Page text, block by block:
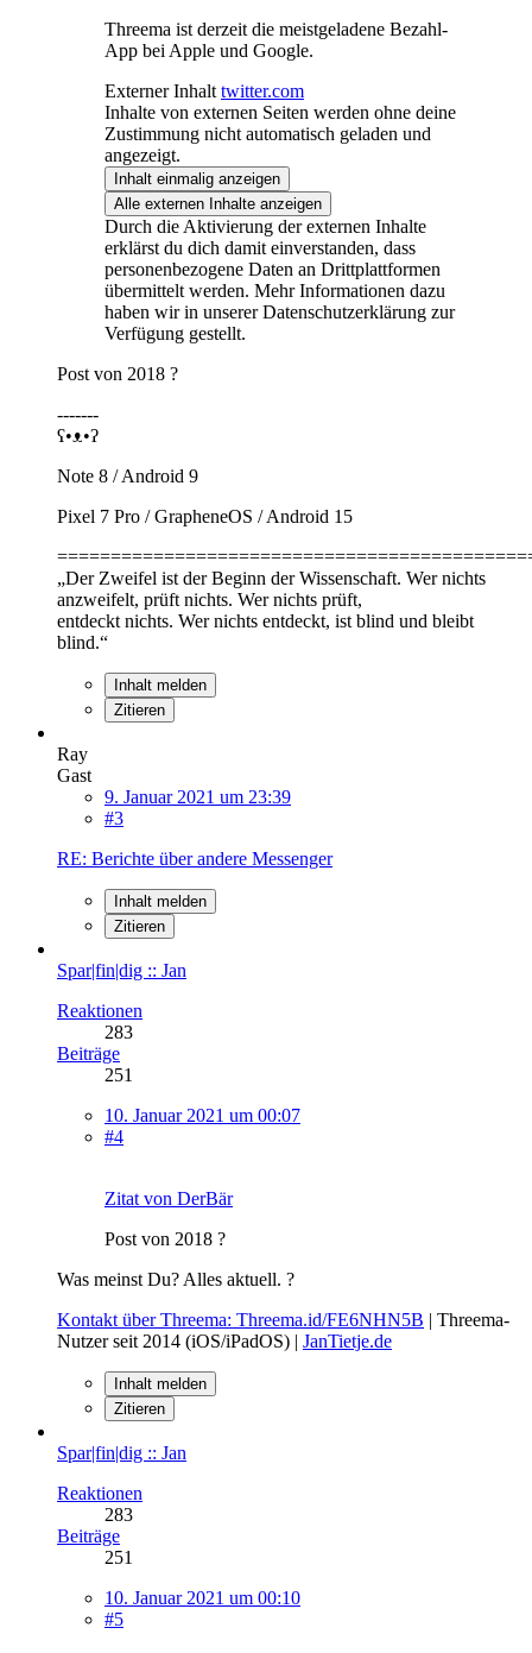
Threema ist derzeit die meistgeladene Bezahl-
App bei Apple und Google.
Externer Inhalt twitter.com
Inhalte von externen Seiten werden ohne deine
Zustimmung nicht automatisch geladen und
angezeigt.
Inhalt einmalig anzeigen
Alle externen Inhalte anzeigen
Durch die Aktivierung der externen Inhalte
erklärst du dich damit einverstanden, dass
personenbezogene Daten an Drittplattformen
übermittelt werden. Mehr Informationen dazu
haben wir in unserer Datenschutzerklärung zur
Verfügung gestellt.
Post von 2018 ?
-------
ʕ•ᴥ•ʔ
Note 8 / Android 9
Pixel 7 Pro / GrapheneOS / Android 15
„Der Zweifel ist der Beginn der Wissenschaft. Wer nichts
anzweifelt, prüft nichts. Wer nichts prüft,
entdeckt nichts. Wer nichts entdeckt, ist blind und bleibt
blind.“
Inhalt melden
Zitieren
Ray
Gast
9. Januar 2021 um 23:39
#3
RE: Berichte über andere Messenger
Inhalt melden
Zitieren
Spar|fin|dig :: Jan
Reaktionen
283
Beiträge
251
10. Januar 2021 um 00:07
#4
Zitat von DerBär
Post von 2018 ?
Was meinst Du? Alles aktuell. ?
Kontakt über Threema: Threema.id/FE6NHN5B | Threema-
Nutzer seit 2014 (iOS/iPadOS) | JanTietje.de
Inhalt melden
Zitieren
Spar|fin|dig :: Jan
Reaktionen
283
Beiträge
251
10. Januar 2021 um 00:10
#5